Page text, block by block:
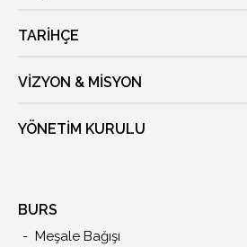
TARIHÇE
VIZYON & MISYON
YÖNETIM KURULU
BURS
Meşale Bağışı